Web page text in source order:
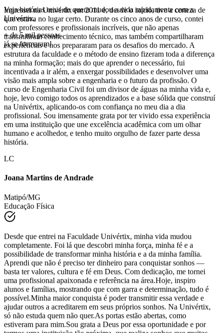
Veja histórias reais de quemmudou a vida rapidamentecom a
Univértix.
+ de 5 mil pessoas
já se formaram!
Ingressei na Univértix em 2011 e, desde o início, tive a certeza de
que estava no lugar certo. Durante os cinco anos de curso, contei
com professores e profissionais incríveis, que não apenas
transmitiram conhecimento técnico, mas também compartilharam
experiências e nos prepararam para os desafios do mercado. A
estrutura da faculdade e o método de ensino fizeram toda a diferença
na minha formação; mais do que aprender o necessário, fui
incentivada a ir além, a enxergar possibilidades e desenvolver uma
visão mais ampla sobre a engenharia e o futuro da profissão. O
curso de Engenharia Civil foi um divisor de águas na minha vida e,
hoje, levo comigo todos os aprendizados e a base sólida que construí
na Univértix, aplicando-os com confiança no meu dia a dia
profissional. Sou imensamente grata por ter vivido essa experiência
em uma instituição que une excelência acadêmica com um olhar
humano e acolhedor, e tenho muito orgulho de fazer parte dessa
história.
Matipó/MG
Educação Física
Desde que entrei na Faculdade Univértix, minha vida mudou
completamente. Foi lá que descobri minha força, minha fé e a
possibilidade de transformar minha história e a da minha família.
Aprendi que não é preciso ter dinheiro para conquistar sonhos —
basta ter valores, cultura e fé em Deus. Com dedicação, me tornei
uma profissional apaixonada e referência na área.Hoje, inspiro
alunos e famílias, mostrando que com garra e determinação, tudo é
possível.Minha maior conquista é poder transmitir essa verdade e
ajudar outros a acreditarem em seus próprios sonhos. Na Univértix,
só não estuda quem não quer.As portas estão abertas, como